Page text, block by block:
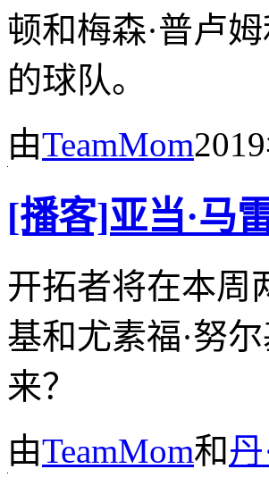
顿和梅森·普卢
的球队。
由TeamMom
[播客]亚当·马
开拓者将在本周
基和尤素福·努
来？
由TeamMom和丹